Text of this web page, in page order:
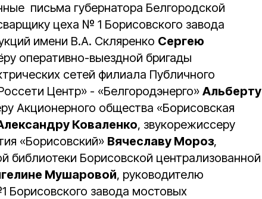
письма губернатора Белгородской
цеха № 1 Борисовского завода
имени В.А. Скляренко Сергею
оперативно-выездной бригады
сетей филиала Публичного
Центр» - «Белгородэнерго» Альберту
Акционерного общества «Борисовская
Коваленко, звукорежиссеру
«Борисовский» Вячеславу Мороз,
библиотеки Борисовской централизованной
Мушаровой, руководителю
Борисовского завода мостовых